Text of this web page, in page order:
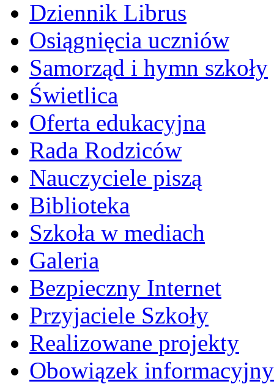
Dziennik Librus
Osiągnięcia uczniów
Samorząd i hymn szkoły
Świetlica
Oferta edukacyjna
Rada Rodziców
Nauczyciele piszą
Biblioteka
Szkoła w mediach
Galeria
Bezpieczny Internet
Przyjaciele Szkoły
Realizowane projekty
Obowiązek informacyjny